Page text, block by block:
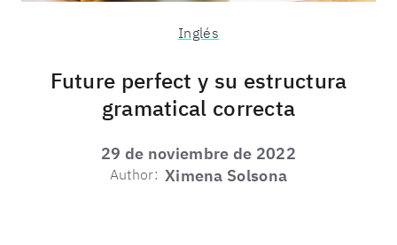
Inglés
Future perfect y su estructura
gramatical correcta
29 de noviembre de 2022
Author: Ximena Solsona